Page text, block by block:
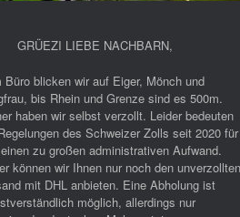
GRÜEZI LIEBE NACHBARN,
Büro blicken wir auf Eiger, Mönch und
bis Rhein und Grenze sind es 500m.
haben wir selbst verzollt. Leider bedeuten
des Schweizer Zolls seit 2020 für
zu großen administrativen Aufwand.
können wir Ihnen nur noch den unverzollten
mit DHL anbieten. Eine Abholung ist
möglich, allerdings nur